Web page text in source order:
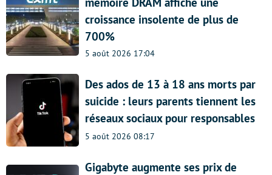
croissance insolente de plus de
700%
5 août 2026 17:04
Des ados de 13 à 18 ans morts par
suicide : leurs parents tiennent les
réseaux sociaux pour responsables
5 août 2026 08:17
Gigabyte augmente ses prix de